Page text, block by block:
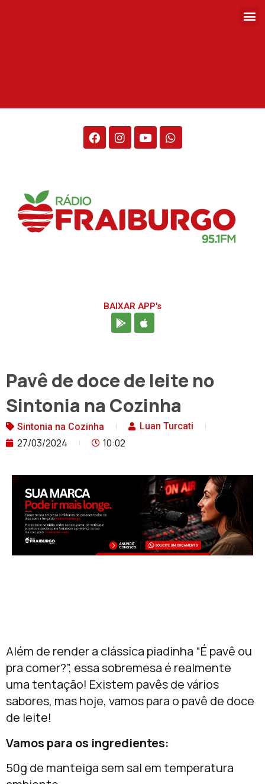
BAIXAR APP's
Pavê de doce de leite no
Sintonia na Cozinha
Sintonia na Cozinha Luan Turcati
27/03/2024 10:02
Além de render a clássica piadinha “É pavê ou
pra comer?”, essa sobremesa é realmente
uma tentação! Existem pavês de vários
sabores, mas hoje, vamos para o pavê de doce
de leite!
Vamos para os ingredientes:
50g de manteiga sem sal em temperatura